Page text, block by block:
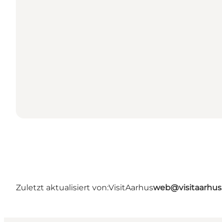
Zuletzt aktualisiert von:VisitAarhus